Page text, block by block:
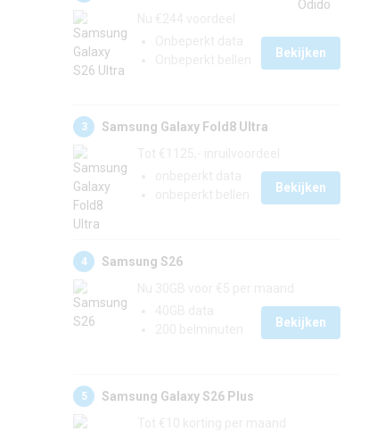
Bekijken
3
Samsung Galaxy Fold8 Ultra
Bekijken
4
Samsung S26
Bekijken
5
Samsung Galaxy S26 Plus